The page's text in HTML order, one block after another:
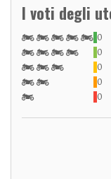
I voti degli
0
0
0
0
0